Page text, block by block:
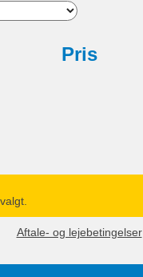
Pris
Aftale- og lejebetingelser